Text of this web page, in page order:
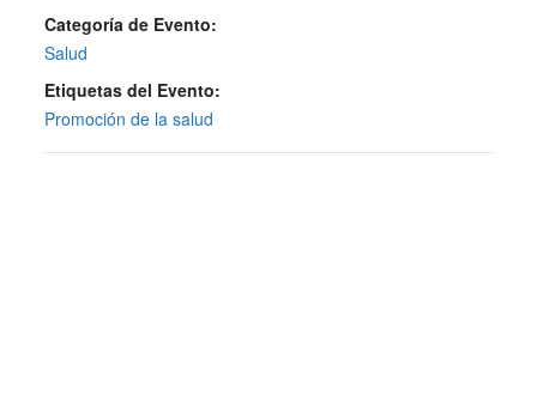
Categoría de Evento:
Salud
Etiquetas del Evento:
Promoción de la salud